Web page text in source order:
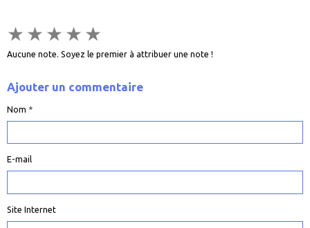
★ ★ ★ ★ ★
Aucune note. Soyez le premier à attribuer une note !
Ajouter un commentaire
Nom
E-mail
Site Internet